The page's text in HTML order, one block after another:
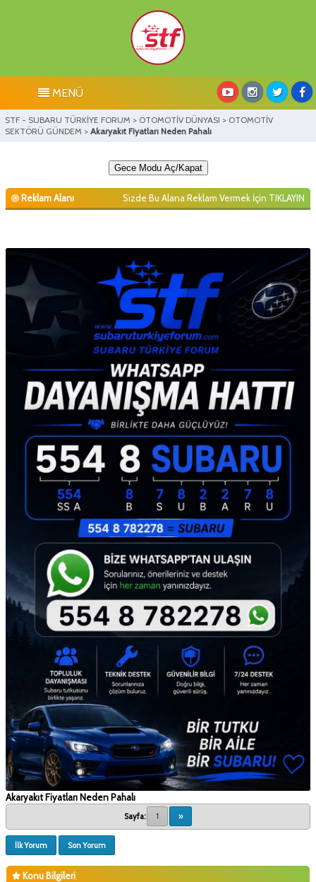
MENÜ
STF - SUBARU TÜRKİYE FORUM > OTOMOTİV DÜNYASI > OTOMOTİV
SEKTÖRÜ GÜNDEM > Akaryakıt Fiyatları Neden Pahalı
Gece Modu Aç/Kapat
Reklam Alanı Sizde Bu Alana Reklam Vermek İçin TIKLAYIN
Akaryakıt Fiyatları Neden Pahalı
Sayfa: 1 »
İlk Yorum Son Yorum
Konu Bilgileri